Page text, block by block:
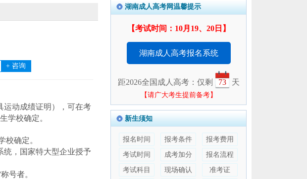
+ 咨询
运动成绩证明），可在考
学校确定。
校确定。
统，国家特大型企业授予
号者。
湖南成人高考网温馨提示
【考试时间：10月19、20日】
湖南成人高考报名系统
距2026全国成人高考：仅剩 73 天
【请广大考生提前备考】
新生须知
报名时间 报考条件 报考费用
考试时间 成考加分 报名流程
考试科目 现场确认 准考证